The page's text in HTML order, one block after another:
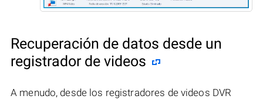
Recuperación de datos desde un
registrador de videos
A menudo, desde los registradores de videos DVR